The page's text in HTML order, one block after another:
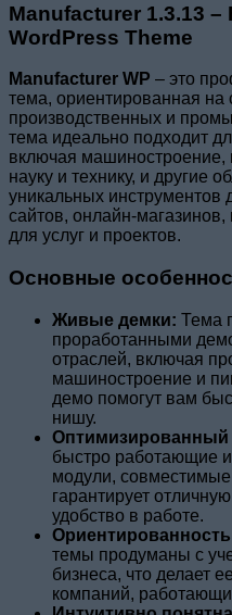
Manufacturer 1.3.13
WordPress Theme
Manufacturer WP – это
тема, ориентированная на
производственных и
тема идеально подходит
включая
науку и технику, и другие
уникальных инструментов
сайтов, онлайн-
для услуг и проектов.
Основные
Живые демки: Тема
проработанными
отраслей, включая
машиностроение и
демо помогут вам
нишу.
Оптимизированный
быстро работающие
модули,
гарантирует
удобство в работе.
темы продуманы с
бизнеса, что делает
компаний,